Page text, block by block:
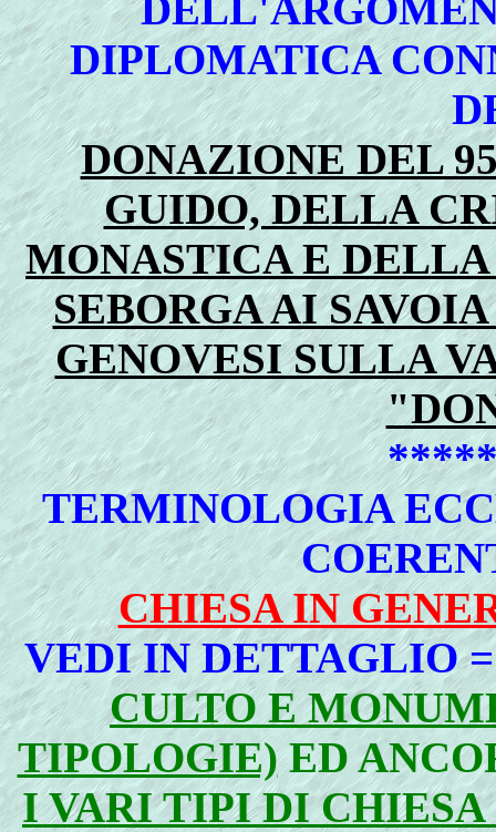
DIPLOMATICA
DONAZIONE DEL
GUIDO, DELLA
MONASTICA E
SEBORGA AI
GENOVESI SULLA
TERMINOLOGIA
CHIESA IN
VEDI IN DETTAGLIO =
CULTO E
TIPOLOGIE)ED
I VARI TIPI DI